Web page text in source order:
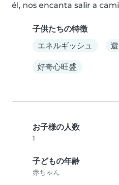
él, nos encanta salir a
子供たちの特徴
エネルギッシュ
好奇心旺盛
お子様の人数
1
子どもの年齢
赤ちゃん